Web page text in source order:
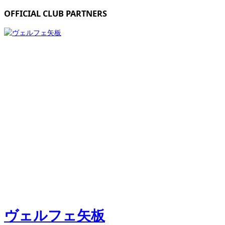
OFFICIAL CLUB PARTNERS
ヴェルフェ矢板